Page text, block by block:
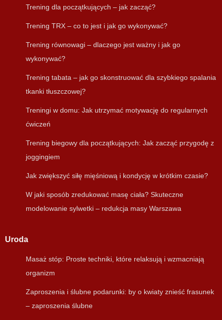
Trening dla początkujących – jak zacząć?
Trening TRX – co to jest i jak go wykonywać?
Trening równowagi – dlaczego jest ważny i jak go
wykonywać?
Trening tabata – jak go skonstruować dla szybkiego spalania
tkanki tłuszczowej?
Treningi w domu: Jak utrzymać motywację do regularnych
ćwiczeń
Trening biegowy dla początkujących: Jak zacząć przygodę z
joggingiem
Jak zwiększyć siłę mięśniową i kondycję w krótkim czasie?
W jaki sposób zredukować masę ciała? Skuteczne
modelowanie sylwetki – redukcja masy Warszawa
Uroda
Masaż stóp: Proste techniki, które relaksują i wzmacniają
organizm
Zaproszenia i ślubne podarunki: by o kwiaty znieść frasunek
– zaproszenia ślubne